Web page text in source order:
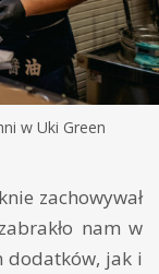
w Uki Green
zachowywał
nam w
dodatków, jak i